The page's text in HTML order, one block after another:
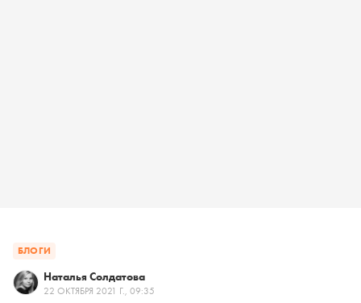
БЛОГИ
Наталья Солдатова
22 ОКТЯБРЯ 2021 Г., 09:35